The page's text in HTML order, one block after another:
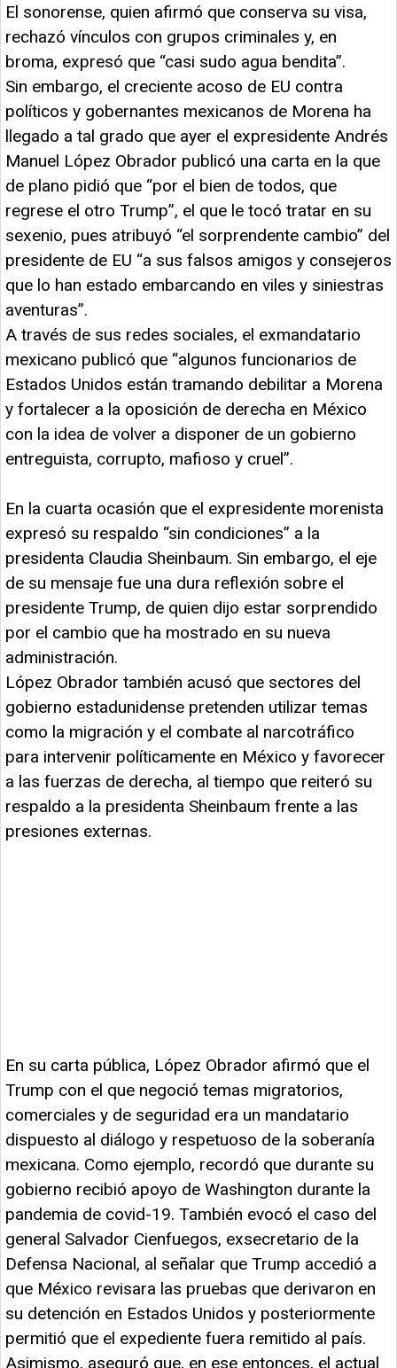
El sonorense, quien afirmó que conserva su visa,
rechazó vínculos con grupos criminales y, en
broma, expresó que “casi sudo agua bendita”.
Sin embargo, el creciente acoso de EU contra
políticos y gobernantes mexicanos de Morena ha
llegado a tal grado que ayer el expresidente Andrés
Manuel López Obrador publicó una carta en la que
de plano pidió que “por el bien de todos, que
regrese el otro Trump”, el que le tocó tratar en su
sexenio, pues atribuyó “el sorprendente cambio” del
presidente de EU “a sus falsos amigos y consejeros
que lo han estado embarcando en viles y siniestras
aventuras”.
A través de sus redes sociales, el exmandatario
mexicano publicó que “algunos funcionarios de
Estados Unidos están tramando debilitar a Morena
y fortalecer a la oposición de derecha en México
con la idea de volver a disponer de un gobierno
entreguista, corrupto, mafioso y cruel”.
En la cuarta ocasión que el expresidente morenista
expresó su respaldo “sin condiciones” a la
presidenta Claudia Sheinbaum. Sin embargo, el eje
de su mensaje fue una dura reflexión sobre el
presidente Trump, de quien dijo estar sorprendido
por el cambio que ha mostrado en su nueva
administración.
López Obrador también acusó que sectores del
gobierno estadunidense pretenden utilizar temas
como la migración y el combate al narcotráfico
para intervenir políticamente en México y favorecer
a las fuerzas de derecha, al tiempo que reiteró su
respaldo a la presidenta Sheinbaum frente a las
presiones externas.
En su carta pública, López Obrador afirmó que el
Trump con el que negoció temas migratorios,
comerciales y de seguridad era un mandatario
dispuesto al diálogo y respetuoso de la soberanía
mexicana. Como ejemplo, recordó que durante su
gobierno recibió apoyo de Washington durante la
pandemia de covid-19. También evocó el caso del
general Salvador Cienfuegos, exsecretario de la
Defensa Nacional, al señalar que Trump accedió a
que México revisara las pruebas que derivaron en
su detención en Estados Unidos y posteriormente
permitió que el expediente fuera remitido al país.
Asimismo, aseguró que, en ese entonces, el actual